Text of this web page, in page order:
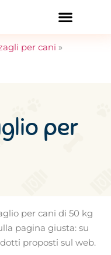
per cani »
per
per cani di 50 kg
pagina giusta: su
proposti sul web.